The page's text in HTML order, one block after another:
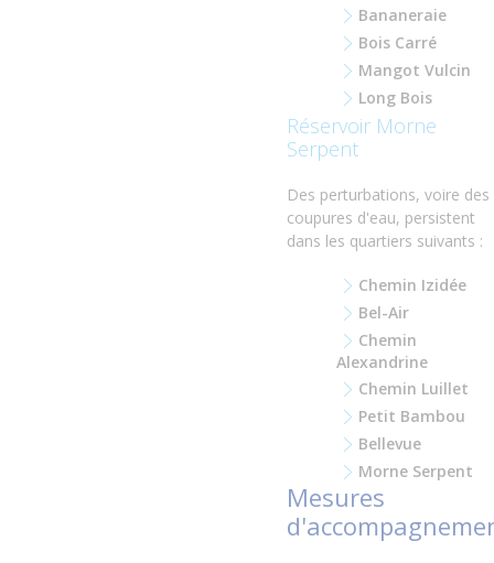
Bananeraie
Bois Carré
Mangot Vulcin
Long Bois
Réservoir Morne
Serpent
Des perturbations, voire des
coupures d'eau, persistent
dans les quartiers suivants :
Chemin Izidée
Bel-Air
Chemin
Alexandrine
Chemin Luillet
Petit Bambou
Bellevue
Morne Serpent
Mesures